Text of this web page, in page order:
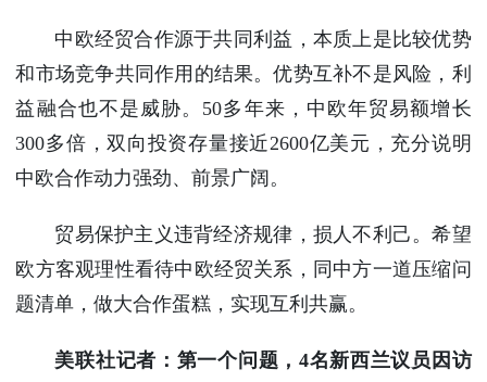
中欧经贸合作源于共同利益，本质上是比较优势
和市场竞争共同作用的结果。优势互补不是风险，利
益融合也不是威胁。50多年来，中欧年贸易额增长
300多倍，双向投资存量接近2600亿美元，充分说明
中欧合作动力强劲、前景广阔。
贸易保护主义违背经济规律，损人不利己。希望
欧方客观理性看待中欧经贸关系，同中方一道压缩问
题清单，做大合作蛋糕，实现互利共赢。
美联社记者：第一个问题，4名新西兰议员因访